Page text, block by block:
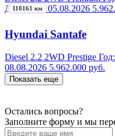
Добавлен:05.08.2026
110161 км
Hyundai Santafe
Diesel 2.2 2WD Prestige Год:
08.08.2026 5.962.000 руб.
Показать еще
Остались вопросы?
Заполните форму и мы